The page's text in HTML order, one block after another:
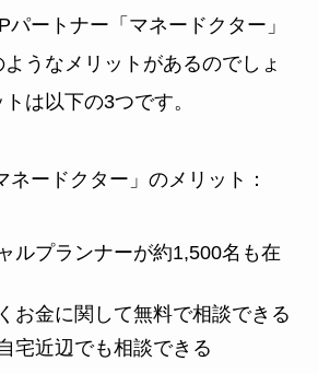
ートナー「マネードクター」
うなメリットがあるのでしょ
は以下の3つです。
ネードクター」のメリット：
ルプランナーが約1,500名も在
お金に関して無料で相談できる
宅近辺でも相談できる